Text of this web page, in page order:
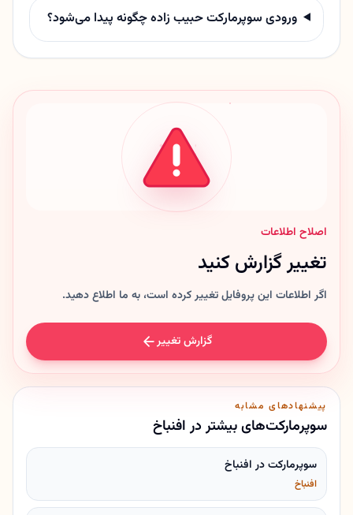
ورودی سوپرمارکت حبیب زاده چگونه پیدا می‌شود؟
اصلاح اطلاعات
تغییر گزارش کنید
اگر اطلاعات این پروفایل تغییر کرده است، به ما اطلاع دهید.
گزارش تغییر
پیشنهادهای مشابه
سوپرمارکت‌های بیشتر در افنباخ
سوپرمارکت در افنباخ
افنباخ